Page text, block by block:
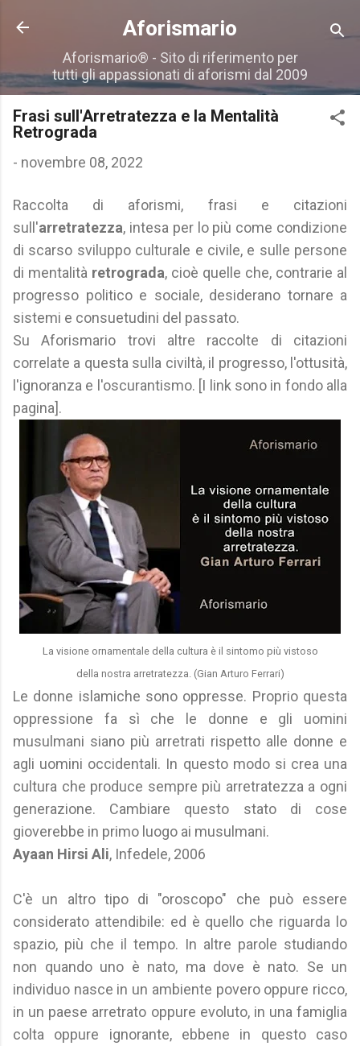
Passa ai contenuti principali
Aforismario
Aforismario® - Sito di riferimento per
tutti gli appassionati di aforismi dal 2009
Frasi sull'Arretratezza e la Mentalità
Retrograda
- novembre 08, 2022
Raccolta di aforismi, frasi e citazioni
sull'arretratezza, intesa per lo più come condizione
di scarso sviluppo culturale e civile, e sulle persone
di mentalità retrograda, cioè quelle che, contrarie al
progresso politico e sociale, desiderano tornare a
sistemi e consuetudini del passato.
Su Aforismario trovi altre raccolte di citazioni
correlate a questa sulla civiltà, il progresso, l'ottusità,
l'ignoranza e l'oscurantismo. [I link sono in fondo alla
pagina].
La visione ornamentale della cultura è il sintomo più vistoso
della nostra arretratezza. (Gian Arturo Ferrari)
Le donne islamiche sono oppresse. Proprio questa
oppressione fa sì che le donne e gli uomini
musulmani siano più arretrati rispetto alle donne e
agli uomini occidentali. In questo modo si crea una
cultura che produce sempre più arretratezza a ogni
generazione. Cambiare questo stato di cose
gioverebbe in primo luogo ai musulmani.
Ayaan Hirsi Ali, Infedele, 2006
C'è un altro tipo di "oroscopo" che può essere
considerato attendibile: ed è quello che riguarda lo
spazio, più che il tempo. In altre parole studiando
non quando uno è nato, ma dove è nato. Se un
individuo nasce in un ambiente povero oppure ricco,
in un paese arretrato oppure evoluto, in una famiglia
colta oppure ignorante, ebbene in questo caso